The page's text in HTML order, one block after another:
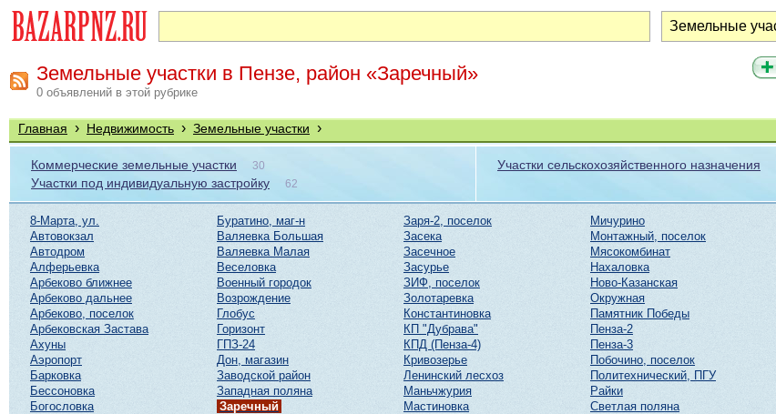
Земельные участки в Пензе, район «Заречный»
0 объявлений в этой рубрике
Главная › Недвижимость › Земельные участки ›
Коммерческие земельные участки 30
Участки под индивидуальную застройку 62
Участки сельскохозяйственного назначения
8-Марта, ул.
Автовокзал
Автодром
Алферьевка
Арбеково ближнее
Арбеково дальнее
Арбеково, поселок
Арбековская Застава
Ахуны
Аэропорт
Барковка
Бессоновка
Богословка
Буратино, маг-н
Валяевка Большая
Валяевка Малая
Веселовка
Военный городок
Возрождение
Глобус
Горизонт
ГПЗ-24
Дон, магазин
Заводской район
Западная поляна
Заречный
Заря-2, поселок
Засека
Засечное
Засурье
ЗИФ, поселок
Золотаревка
Константиновка
КП "Дубрава"
КПД (Пенза-4)
Кривозерье
Ленинский лесхоз
Маньчжурия
Мастиновка
Мичурино
Монтажный, поселок
Мясокомбинат
Нахаловка
Ново-Казанская
Окружная
Памятник Победы
Пенза-2
Пенза-3
Побочино, поселок
Политехнический, ПГУ
Райки
Светлая поляна